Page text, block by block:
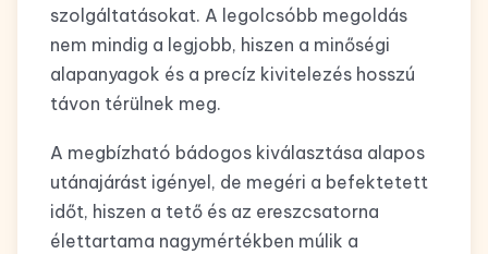
szolgáltatásokat. A legolcsóbb megoldás
nem mindig a legjobb, hiszen a minőségi
alapanyagok és a precíz kivitelezés hosszú
távon térülnek meg.
A megbízható bádogos kiválasztása alapos
utánajárást igényel, de megéri a befektetett
időt, hiszen a tető és az ereszcsatorna
élettartama nagymértékben múlik a